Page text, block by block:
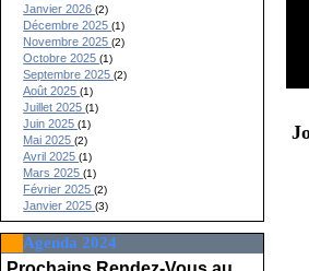
Janvier 2026(2)
Décembre 2025(1)
Novembre 2025(2)
Octobre 2025(1)
Septembre 2025(2)
Août 2025(1)
Juillet 2025(1)
Juin 2025(1)
Mai 2025(2)
Avril 2025(1)
Mars 2025(1)
Février 2025(2)
Janvier 2025(3)
Agenda 2024